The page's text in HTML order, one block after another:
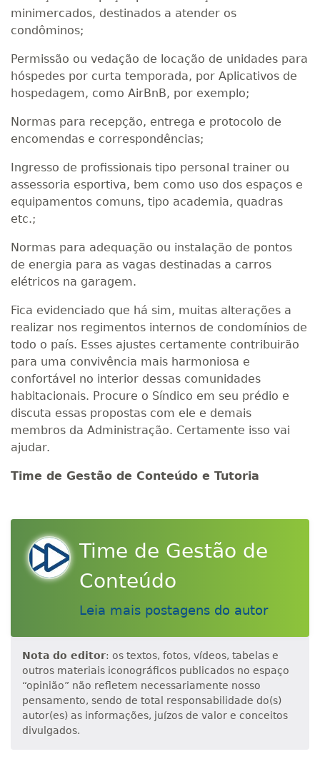
minimercados, destinados a atender os
condôminos;
Permissão ou vedação de locação de unidades para
hóspedes por curta temporada, por Aplicativos de
hospedagem, como AirBnB, por exemplo;
Normas para recepção, entrega e protocolo de
encomendas e correspondências;
Ingresso de profissionais tipo personal trainer ou
assessoria esportiva, bem como uso dos espaços e
equipamentos comuns, tipo academia, quadras
etc.;
Normas para adequação ou instalação de pontos
de energia para as vagas destinadas a carros
elétricos na garagem.
Fica evidenciado que há sim, muitas alterações a
realizar nos regimentos internos de condomínios de
todo o país. Esses ajustes certamente contribuirão
para uma convivência mais harmoniosa e
confortável no interior dessas comunidades
habitacionais. Procure o Síndico em seu prédio e
discuta essas propostas com ele e demais
membros da Administração. Certamente isso vai
ajudar.
Time de Gestão de Conteúdo e Tutoria
Time de Gestão de
Conteúdo
Leia mais postagens do autor
Nota do editor: os textos, fotos, vídeos, tabelas e
outros materiais iconográficos publicados no espaço
“opinião” não refletem necessariamente nosso
pensamento, sendo de total responsabilidade do(s)
autor(es) as informações, juízos de valor e conceitos
divulgados.